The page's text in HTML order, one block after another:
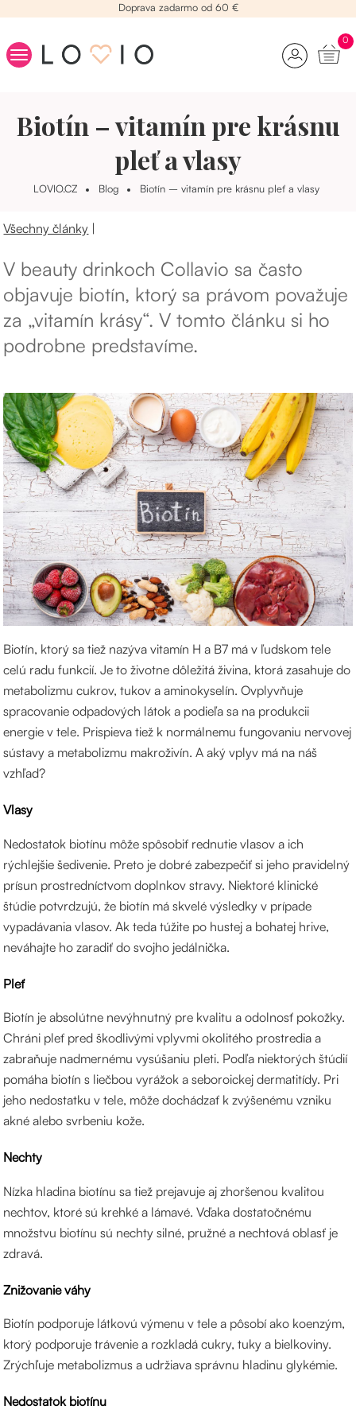
Doprava zadarmo od 60 €
Beauty raňajky
Vitamíny na vlasy
Kozmetika
Stres
0
Biotín – vitamín pre krásnu
pleť a vlasy
LOVIO.CZ Blog Biotín – vitamín pre krásnu pleť a vlasy
Všechny články |
V beauty drinkoch Collavio sa často
objavuje biotín, ktorý sa právom považuje
za „vitamín krásy“. V tomto článku si ho
podrobne predstavíme.
Biotín, ktorý sa tiež nazýva vitamín H a B7 má v ľudskom tele
celú radu funkcií. Je to životne dôležitá živina, ktorá zasahuje do
metabolizmu cukrov, tukov a aminokyselín. Ovplyvňuje
spracovanie odpadových látok a podieľa sa na produkcii
energie v tele. Prispieva tiež k normálnemu fungovaniu nervovej
sústavy a metabolizmu makroživín. A aký vplyv má na náš
vzhľad?
Vlasy
Nedostatok biotínu môže spôsobiť rednutie vlasov a ich
rýchlejšie šedivenie. Preto je dobré zabezpečiť si jeho pravidelný
prísun prostredníctvom doplnkov stravy. Niektoré klinické
štúdie potvrdzujú, že biotín má skvelé výsledky v prípade
vypadávania vlasov. Ak teda túžite po hustej a bohatej hrive,
neváhajte ho zaradiť do svojho jedálnička.
Pleť
Biotín je absolútne nevýhnutný pre kvalitu a odolnosť pokožky.
Chráni pleť pred škodlivými vplyvmi okolitého prostredia a
zabraňuje nadmernému vysúšaniu pleti. Podľa niektorých štúdií
pomáha biotín s liečbou vyrážok a seboroickej dermatitídy. Pri
jeho nedostatku v tele, môže dochádzať k zvýšenému vzniku
akné alebo svrbeniu kože.
Nechty
Nízka hladina biotínu sa tiež prejavuje aj zhoršenou kvalitou
nechtov, ktoré sú krehké a lámavé. Vďaka dostatočnému
množstvu biotínu sú nechty silné, pružné a nechtová oblasť je
zdravá.
Znižovanie váhy
Biotín podporuje látkovú výmenu v tele a pôsobí ako koenzým,
ktorý podporuje trávenie a rozkladá cukry, tuky a bielkoviny.
Zrýchľuje metabolizmus a udržiava správnu hladinu glykémie.
Nedostatok biotínu